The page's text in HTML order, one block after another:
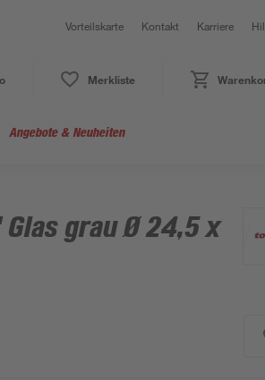
Vorteilskarte Kontakt Karriere
Merkliste
Angebote & Neuheiten
grau Ø 24,5 x